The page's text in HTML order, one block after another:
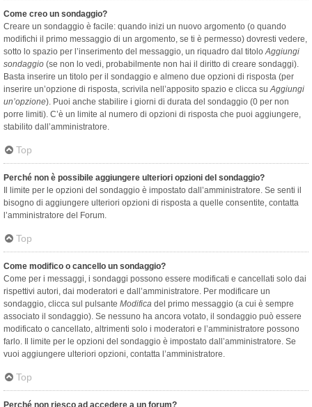
Come creo un sondaggio?
Creare un sondaggio è facile: quando inizi un nuovo argomento (o quando
modifichi il primo messaggio di un argomento, se ti è permesso) dovresti vedere,
sotto lo spazio per l’inserimento del messaggio, un riquadro dal titoloAggiungi
sondaggio (se non lo vedi, probabilmente non hai il diritto di creare sondaggi).
Basta inserire un titolo per il sondaggio e almeno due opzioni di risposta (per
inserire un’opzione di risposta, scrivila nell’apposito spazio e clicca suAggiungi
un’opzione). Puoi anche stabilire i giorni di durata del sondaggio (0 per non
porre limiti). C’è un limite al numero di opzioni di risposta che puoi aggiungere,
stabilito dall’amministratore.
Top
Perché non è possibile aggiungere ulteriori opzioni del sondaggio?
Il limite per le opzioni del sondaggio è impostato dall’amministratore. Se senti il
bisogno di aggiungere ulteriori opzioni di risposta a quelle consentite, contatta
l’amministratore del Forum.
Top
Come modifico o cancello un sondaggio?
Come per i messaggi, i sondaggi possono essere modificati e cancellati solo dai
rispettivi autori, dai moderatori e dall’amministratore. Per modificare un
sondaggio, clicca sul pulsante Modifica del primo messaggio (a cui è sempre
associato il sondaggio). Se nessuno ha ancora votato, il sondaggio può essere
modificato o cancellato, altrimenti solo i moderatori e l’amministratore possono
farlo. Il limite per le opzioni del sondaggio è impostato dall’amministratore. Se
vuoi aggiungere ulteriori opzioni, contatta l’amministratore.
Top
Perché non riesco ad accedere a un forum?